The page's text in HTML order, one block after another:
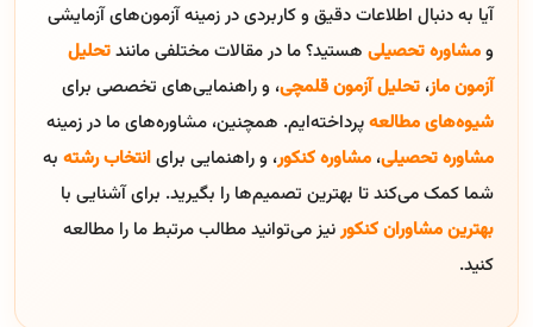
آیا به دنبال اطلاعات دقیق و کاربردی در زمینه آزمون‌های آزمایشی
ومشاوره تحصیلی هستید؟ ما در مقالات مختلفی مانندتحلیل
آزمون ماز، تحلیل آزمون قلمچی، و راهنمایی‌های تخصصی برای
شیوه‌های مطالعهپرداخته‌ایم. همچنین، مشاوره‌های ما در زمینه
مشاوره تحصیلی، مشاوره کنکور، و راهنمایی برایانتخاب رشته به
شما کمک می‌کند تا بهترین تصمیم‌ها را بگیرید. برای آشنایی با
بهترین مشاوران کنکورنیز می‌توانید مطالب مرتبط ما را مطالعه
کنید.